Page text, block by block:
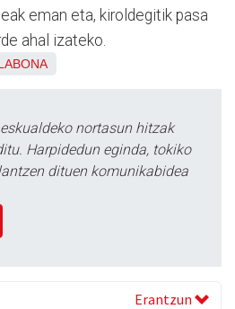
eman eta, kiroldegitik pasa
ahal izateko.
nortasun hitzak
Harpidedun eginda, tokiko
dituen komunikabidea
Erantzun